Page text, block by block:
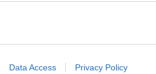
Data Access Privacy Policy
riempito il mio bar di aria pulita
molto orgogliosa di voi e del
così difficile.